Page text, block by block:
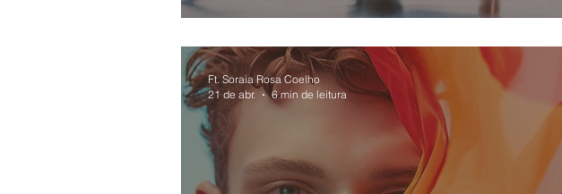
Ft. Soraia Rosa Coelho
21 de abr.
6 min de leitura